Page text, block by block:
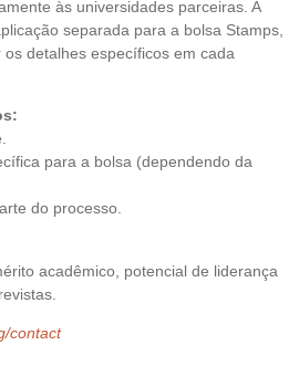
às universidades parceiras. A
separada para a bolsa Stamps,
detalhes específicos em cada
para a bolsa (dependendo da
do processo.
acadêmico, potencial de liderança
contact